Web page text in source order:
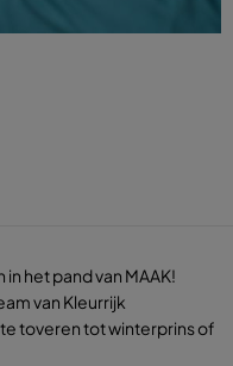
het pand van MAAK!
van Kleurrijk
toveren tot winterprins of